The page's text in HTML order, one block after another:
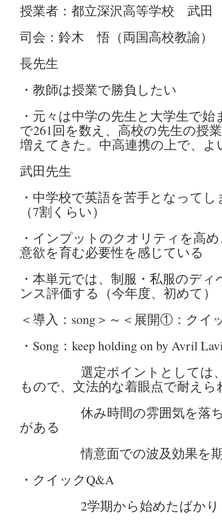
授業者：都立深沢高等学校 武
司会：鈴木 悟（両国高校教諭）
長先生
・教師は授業で勝負したい
・元々は中学の先生と大学生で
で261回を数え、高校の先生の授
増えてきた。中高連携の上で、よ
武田先生
・中学校で英語を苦手となって
（7割くらい）
・インプットのクオリティを高
意欲を育む必要性を感じている
・本単元では、制服・私服のデ
ンス評価する（今年度、初めて）
＜導入：song＞～＜展開①：クイ
・Song：keep holding on by Avril
選定ポイントとしては、
もので、文法的な着眼点で耐え
休み時間の雰囲気を落ち
がある
情意面での波及効果を期
・クイックQ&A
2学期から始めたばかり